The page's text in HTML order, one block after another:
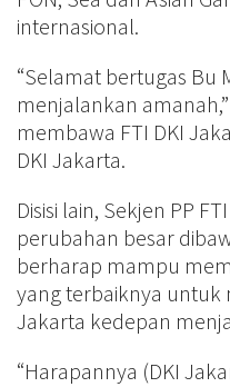
internasional.
“Selamat bertugas Bu
menjalankan
membawa FTI DKI
DKI Jakarta.
Disisi lain, Sekjen PP
perubahan besar
berharap mampu
yang terbaiknya untuk
Jakarta kedepan
“Harapannya (DKI